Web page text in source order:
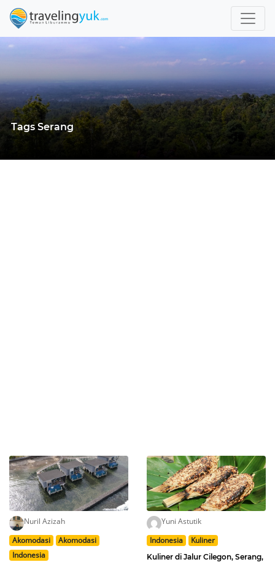
Tags Serang
Nuril Azizah
Akomodasi
Akomodasi
Indonesia
Yuni Astutik
Indonesia
Kuliner
Kuliner di Jalur Cilegon, Serang,